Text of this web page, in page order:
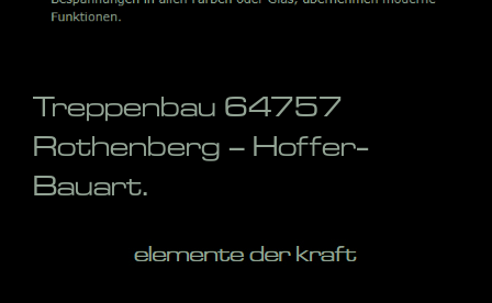
Treppenbau 64757
Rothenberg – Hoffer-
Bauart.